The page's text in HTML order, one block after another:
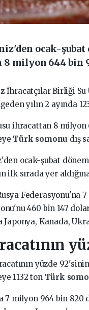
ocak-
8 milyon 644 bin
İhracatçılar Birliği
yılın 2 ayında
ihracattan 8 milyon
Türk somonu dış
ocak-şubat
ilk sırada yer
Federasyonu'na
460 bin 147
Japonya, Kanada,
yüzde
1132 ton Türk
7 milyon 964 bin